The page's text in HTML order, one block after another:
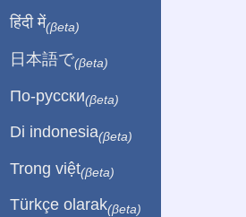
हिंदी में(βeta)
日本語で(βeta)
По-русски(βeta)
Di indonesia(βeta)
Trong việt(βeta)
Türkçe olarak(βeta)